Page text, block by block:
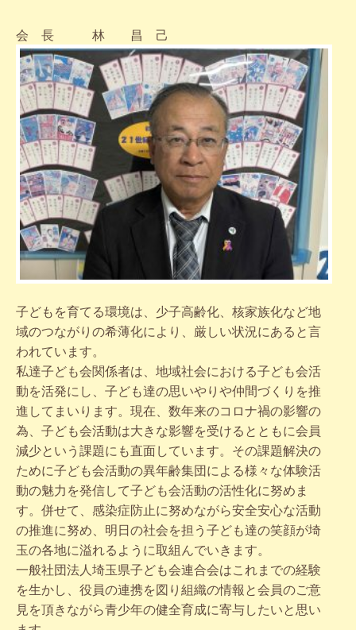
会 長 林 昌 己
子どもを育てる環境は、少子高齢化、核家族化など地
域のつながりの希薄化により、厳しい状況にあると言
われています。
私達子ども会関係者は、地域社会における子ども会活
動を活発にし、子ども達の思いやりや仲間づくりを推
進してまいります。現在、数年来のコロナ禍の影響の
為、子ども会活動は大きな影響を受けるとともに会員
減少という課題にも直面しています。その課題解決の
ために子ども会活動の異年齢集団による様々な体験活
動の魅力を発信して子ども会活動の活性化に努めま
す。併せて、感染症防止に努めながら安全安心な活動
の推進に努め、明日の社会を担う子ども達の笑顔が埼
玉の各地に溢れるように取組んでいきます。
一般社団法人埼玉県子ども会連合会はこれまでの経験
を生かし、役員の連携を図り組織の情報と会員のご意
見を頂きながら青少年の健全育成に寄与したいと思い